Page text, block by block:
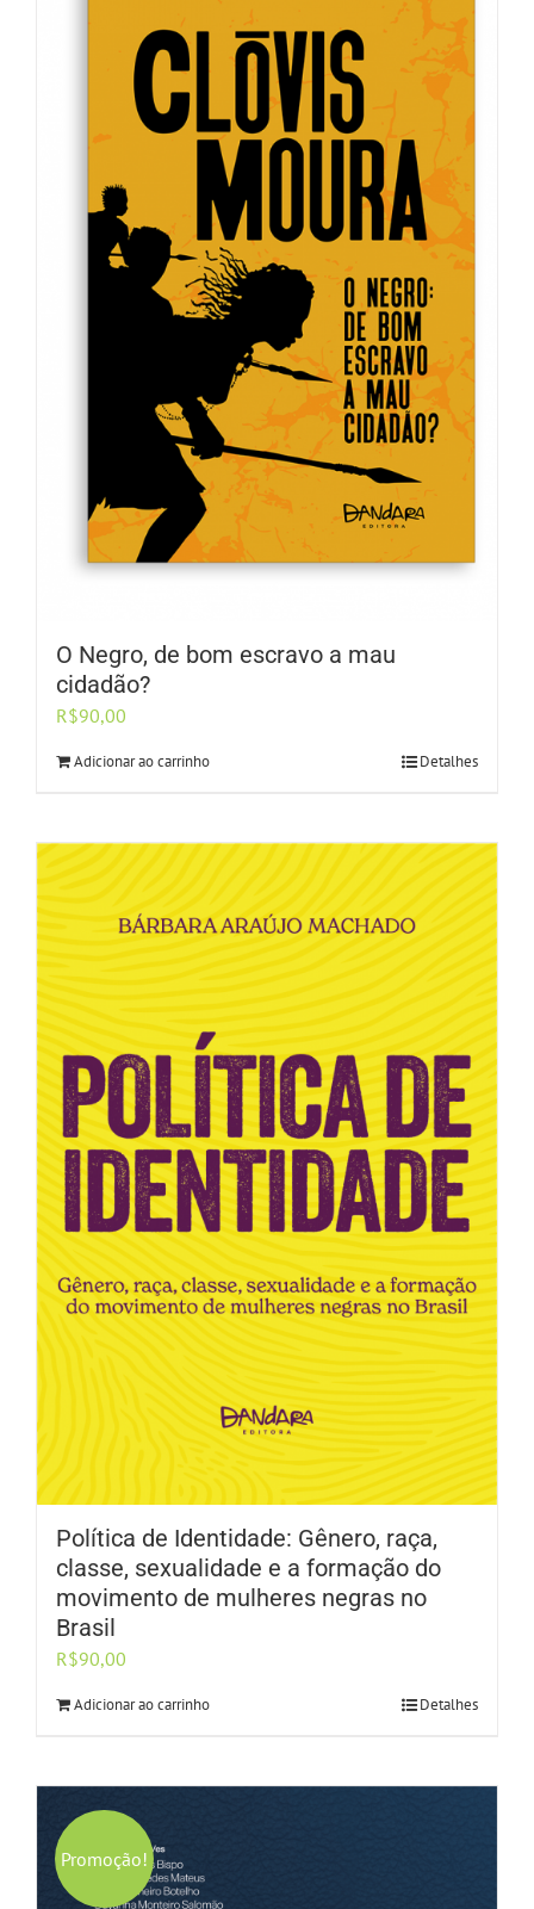
O Negro, de bom escravo a mau
cidadão?
R$90,00
Adicionar ao carrinho Detalhes
Política de Identidade: Gênero, raça,
classe, sexualidade e a formação do
movimento de mulheres negras no
Brasil
R$90,00
Adicionar ao carrinho Detalhes
Promoção!